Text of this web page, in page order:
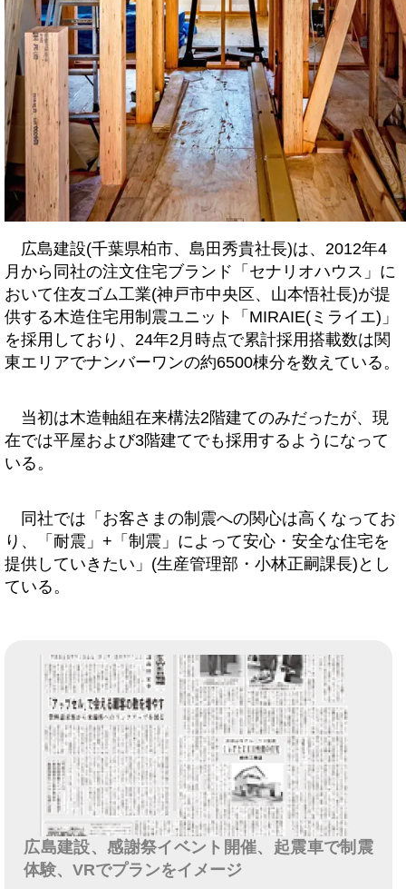
広島建設(千葉県柏市、島田秀貴社長)は、2012年4
月から同社の注文住宅ブランド「セナリオハウス」に
おいて住友ゴム工業(神戸市中央区、山本悟社長)が提
供する木造住宅用制震ユニット「MIRAIE(ミライエ)」
を採用しており、24年2月時点で累計採用搭載数は関
東エリアでナンバーワンの約6500棟分を数えている。
当初は木造軸組在来構法2階建てのみだったが、現
在では平屋および3階建てでも採用するようになって
いる。
同社では「お客さまの制震への関心は高くなってお
り、「耐震」+「制震」によって安心・安全な住宅を
提供していきたい」(生産管理部・小林正嗣課長)とし
ている。
広島建設、感謝祭イベント開催、起震車で制震
体験、VRでプランをイメージ